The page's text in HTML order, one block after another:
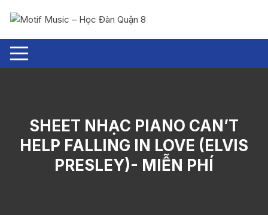
dung
SHEET NHẠC PIANO CAN’T
HELP FALLING IN LOVE (ELVIS
PRESLEY)- MIỄN PHÍ